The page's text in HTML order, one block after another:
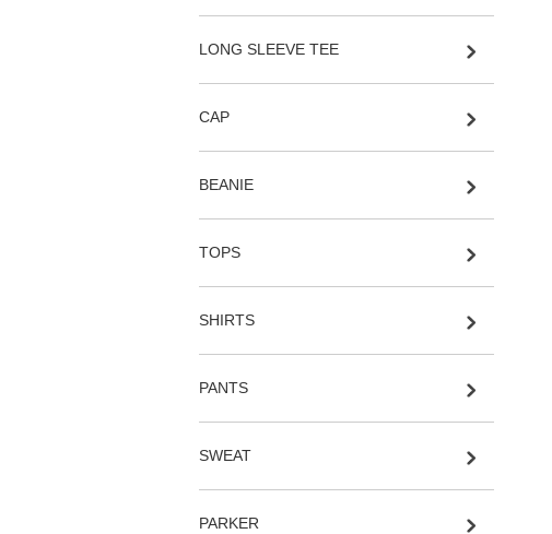
LONG SLEEVE TEE
CAP
BEANIE
TOPS
SHIRTS
PANTS
SWEAT
PARKER